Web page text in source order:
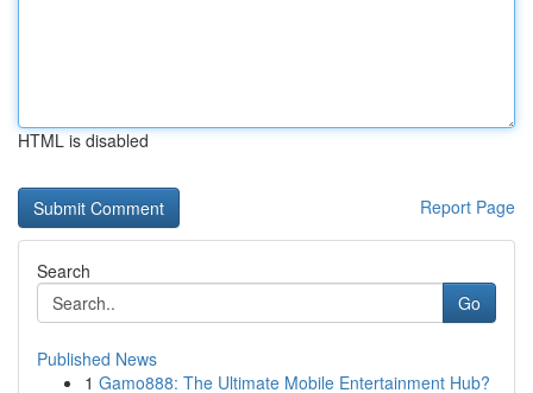
HTML is disabled
Report Page
Search
Go
Published News
1 Gamo888: The Ultimate Mobile Entertainment Hub?